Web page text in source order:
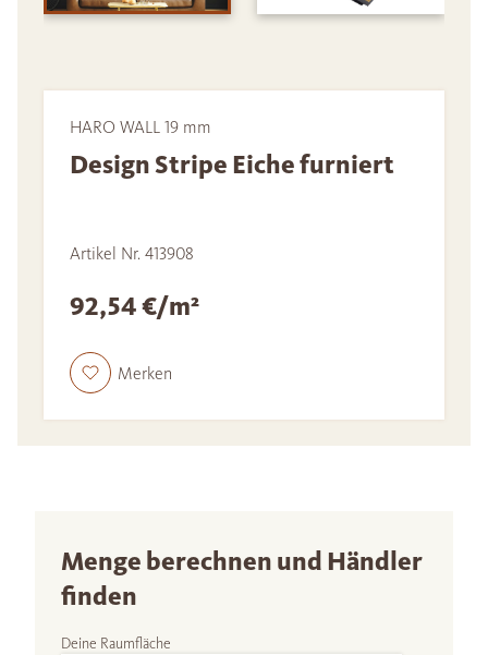
HARO WALL 19 mm
Design Stripe Eiche furniert
Artikel Nr. 413908
92,54 €/m²
Merken
Menge berechnen und Händler
finden
Deine Raumfläche